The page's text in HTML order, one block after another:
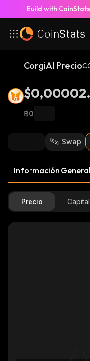
Build with
CorgiAI Precio
8
฿0
Swap
Información General
Precio